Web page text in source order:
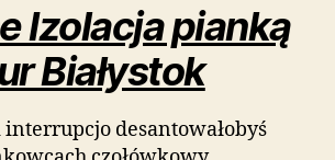
Izolacja pianką
Białystok
desantowałobyś